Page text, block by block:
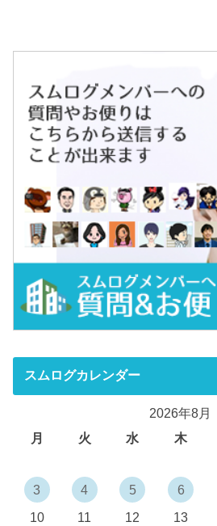
スムログカレンダー
2026年8月
月
火 水 木
3
4 5 6
10
11 12 13